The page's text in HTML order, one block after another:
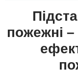
пожежні